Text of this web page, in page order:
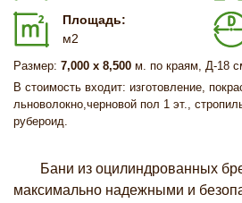
Площадь:
м2
Размер: 7,000 х 8,500 м. по краям, Д-18
В стоимость входит: изготовление,
льноволокно,черновой пол 1 эт.,
рубероид.
Бани из оцилиндрованных
максимально надежными и